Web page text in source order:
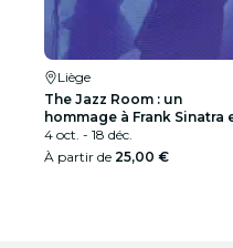
Liège
The Jazz Room : un
hommage à Frank Sinatra
à Louis Armstrong
4 oct. - 18 déc.
À partir de 25,00 €